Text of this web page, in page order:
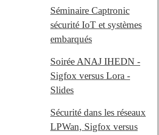
Séminaire Captronic
sécurité IoT et systèmes
embarqués
Soirée ANAJ IHEDN -
Sigfox versus Lora -
Slides
Sécurité dans les réseaux
LPWan, Sigfox versus